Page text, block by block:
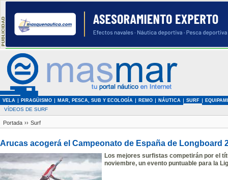
VELA PIRAGÜISMO MAR, PESCA, SUB Y ECOLOGÍA REMO NÁUTICA SURF
VÍDEOS DE SURF
Portada ›› Surf
Arucas acogerá el Campeonato de España de Longboard
Los mejores surfistas competirán por el
noviembre, un evento puntuable para la